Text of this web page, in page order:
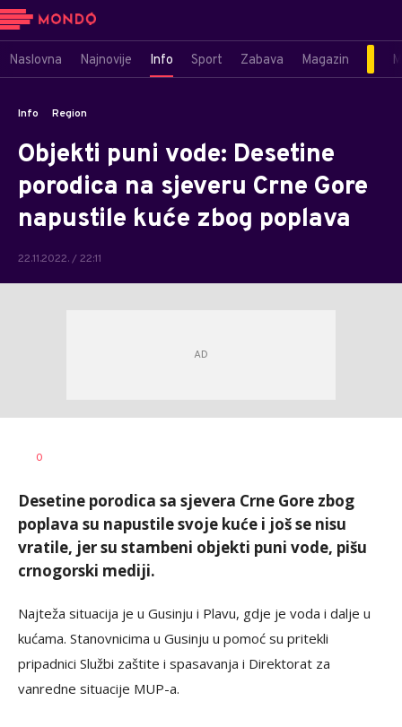
Naslovna Najnovije Info Sport Zabava Magazin
Info Region
Objekti puni vode: Desetine
porodica na sjeveru Crne Gore
napustile kuće zbog poplava
22.11.2022. / 22:11
AUTOR
0
Desetine porodica sa sjevera Crne Gore zbog
poplava su napustile svoje kuće i još se nisu
vratile, jer su stambeni objekti puni vode, pišu
crnogorski mediji.
Najteža situacija je u Gusinju i Plavu, gdje je voda i dalje u
kućama. Stanovnicima u Gusinju u pomoć su pritekli
pripadnici Službi zaštite i spasavanja i Direktorat za
vanredne situacije MUP-a.